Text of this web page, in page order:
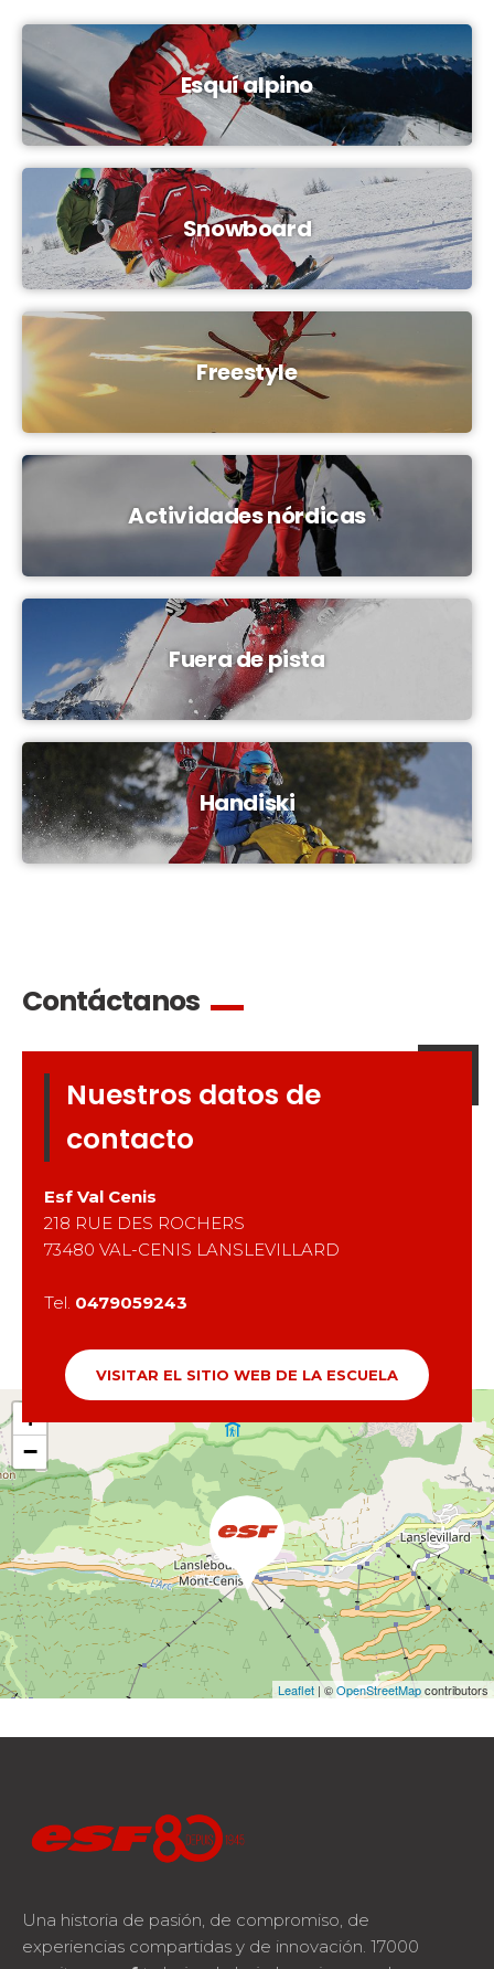
Esquí alpino
Snowboard
Freestyle
Actividades nórdicas
Fuera de pista
Handiski
+
−
Leaflet | ©OpenStreetMapcontributors
Nuestros datos de
contacto
Esf Val Cenis
218 RUE DES ROCHERS
73480 VAL-CENIS LANSLEVILLARD
Tel. 0479059243
VISITAR EL SITIO WEB DE LA ESCUELA
Contáctanos
Una historia de pasión, de compromiso, de
experiencias compartidas y de innovación. 17000